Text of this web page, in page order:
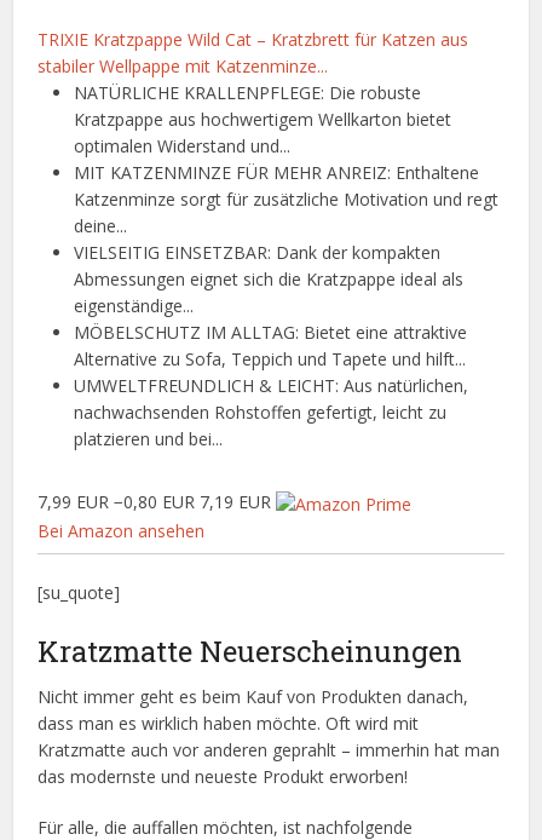
TRIXIE Kratzpappe Wild Cat – Kratzbrett für Katzen aus
stabiler Wellpappe mit Katzenminze...
NATÜRLICHE KRALLENPFLEGE: Die robuste
Kratzpappe aus hochwertigem Wellkarton bietet
optimalen Widerstand und...
MIT KATZENMINZE FÜR MEHR ANREIZ: Enthaltene
Katzenminze sorgt für zusätzliche Motivation und regt
deine...
VIELSEITIG EINSETZBAR: Dank der kompakten
Abmessungen eignet sich die Kratzpappe ideal als
eigenständige...
MÖBELSCHUTZ IM ALLTAG: Bietet eine attraktive
Alternative zu Sofa, Teppich und Tapete und hilft...
UMWELTFREUNDLICH & LEICHT: Aus natürlichen,
nachwachsenden Rohstoffen gefertigt, leicht zu
platzieren und bei...
7,99 EUR −0,80 EUR 7,19 EUR
Bei Amazon ansehen
[su_quote]
Kratzmatte Neuerscheinungen
Nicht immer geht es beim Kauf von Produkten danach,
dass man es wirklich haben möchte. Oft wird mit
Kratzmatte auch vor anderen geprahlt – immerhin hat man
das modernste und neueste Produkt erworben!
Für alle, die auffallen möchten, ist nachfolgende